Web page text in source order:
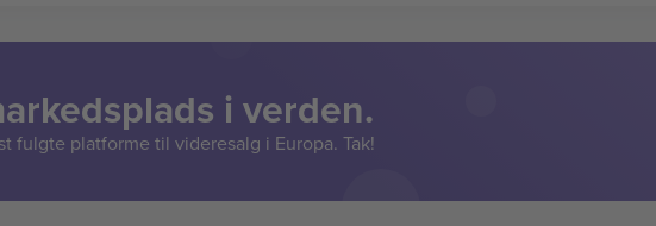
i verden.
fulgte platforme til videresalg i Europa. Tak!